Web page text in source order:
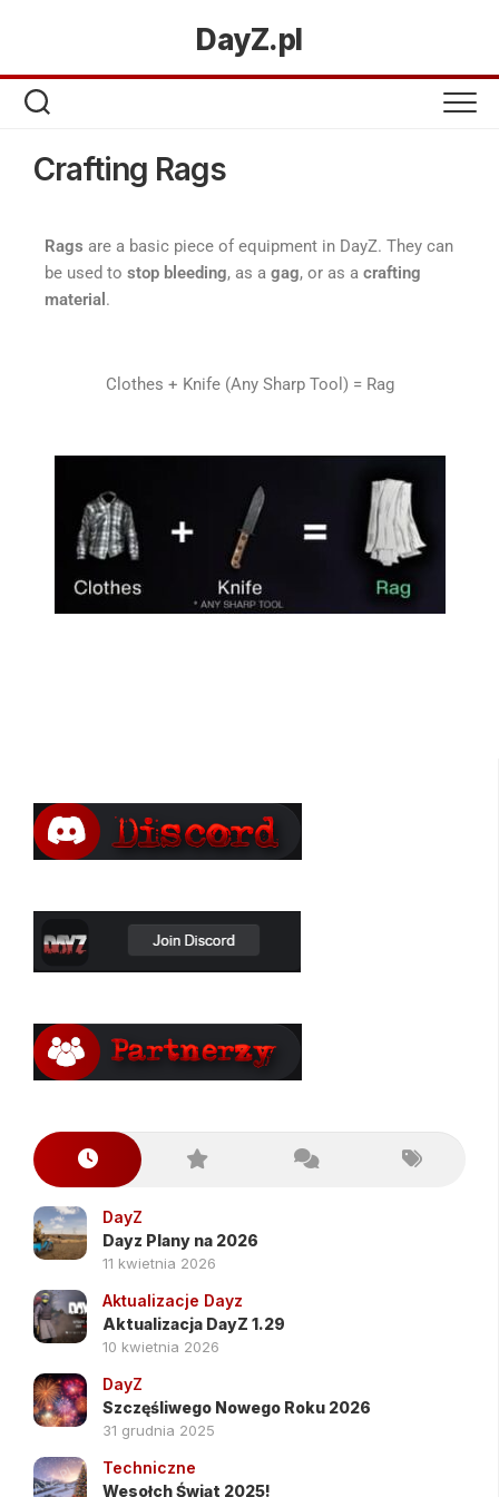
DayZ.pl
Crafting Rags
Rags are a basic piece of equipment in DayZ. They can
be used to stop bleeding, as a gag, or as a crafting
material .
Clothes + Knife (Any Sharp Tool) = Rag
DayZ
Dayz Plany na 2026
11 kwietnia 2026
Aktualizacje Dayz
Aktualizacja DayZ 1.29
10 kwietnia 2026
DayZ
Szczęśliwego Nowego Roku 2026
31 grudnia 2025
Techniczne
Wesołch Świąt 2025!